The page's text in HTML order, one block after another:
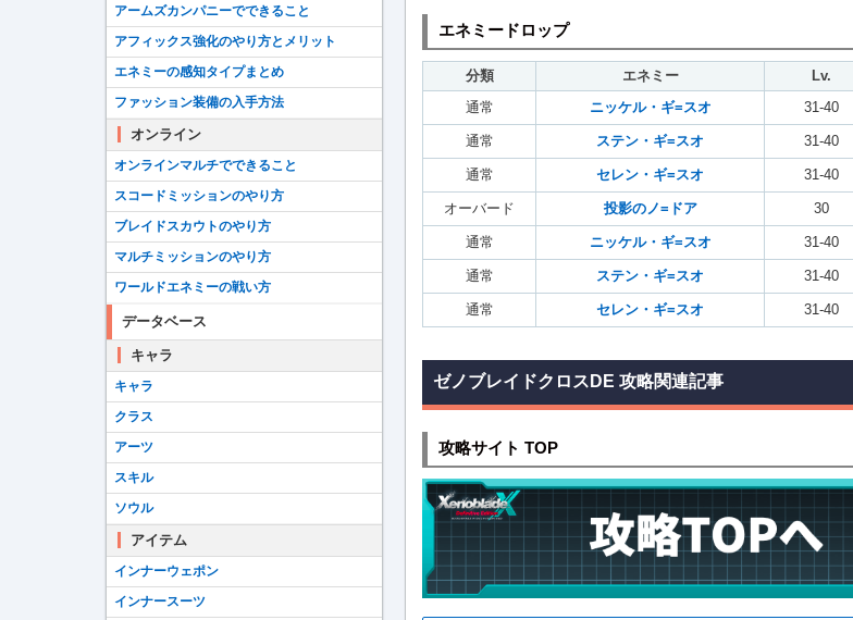
エネミードロップ
分類 エネミー Lv.
通常
ニッケル・ギ=スオ 31-40
通常 ステン・ギ=スオ 31-40
通常 セレン・ギ=スオ 31-40
オーバード 投影のノ=ドア 30
通常 ニッケル・ギ=スオ 31-40
通常 ステン・ギ=スオ 31-40
通常 セレン・ギ=スオ 31-40
ゼノブレイドクロスDE 攻略関連記事
攻略サイト TOP
アームズカンパニーでできること
アフィックス強化のやり方とメリット
エネミーの感知タイプまとめ
ファッション装備の入手方法
オンライン
オンラインマルチでできること
スコードミッションのやり方
ブレイドスカウトのやり方
マルチミッションのやり方
ワールドエネミーの戦い方
データベース
キャラ
キャラ
クラス
アーツ
スキル
ソウル
アイテム
インナーウェポン
インナースーツ